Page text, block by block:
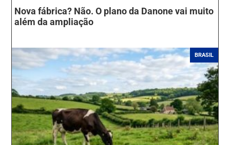
Nova fábrica? Não. O plano da Danone vai muito
além da ampliação
BRASIL